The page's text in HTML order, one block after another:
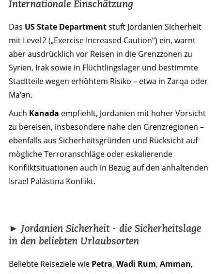
Internationale Einschätzung
Das US State Departmentstuft Jordanien Sicherheit
mit Level 2 („Exercise Increased Caution“) ein, warnt
aber ausdrücklich vor Reisen in die Grenzzonen zu
Syrien, Irak sowie in Flüchtlingslager und bestimmte
Stadtteile wegen erhöhtem Risiko – etwa in Zarqa oder
Ma’an.
Auch Kanada empfiehlt, Jordanien mit hoher Vorsicht
zu bereisen, insbesondere nahe den Grenzregionen –
ebenfalls aus Sicherheitsgründen und Rücksicht auf
mögliche Terroranschläge oder eskalierende
Konfliktsituationen auch in Bezug auf den anhaltenden
Israel Palästina Konflikt.
► Jordanien Sicherheit - die Sicherheitslage
in den beliebten Urlaubsorten
Beliebte Reiseziele wie Petra, Wadi Rum, Amman,